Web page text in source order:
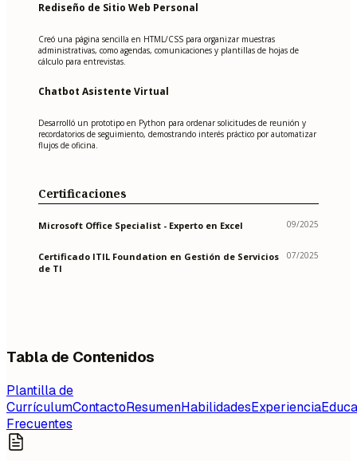
Rediseño de Sitio Web Personal
Creó una página sencilla en HTML/CSS para organizar muestras
administrativas, como agendas, comunicaciones y plantillas de hojas de
cálculo para entrevistas.
Chatbot Asistente Virtual
Desarrolló un prototipo en Python para ordenar solicitudes de reunión y
recordatorios de seguimiento, demostrando interés práctico por automatizar
flujos de oficina.
Certificaciones
Microsoft Office Specialist - Experto en Excel 09/2025
Certificado ITIL Foundation en Gestión de Servicios
de TI
07/2025
Tabla de Contenidos
Plantilla de
CurrículumContactoResumenHabilidadesExperiencia
Frecuentes